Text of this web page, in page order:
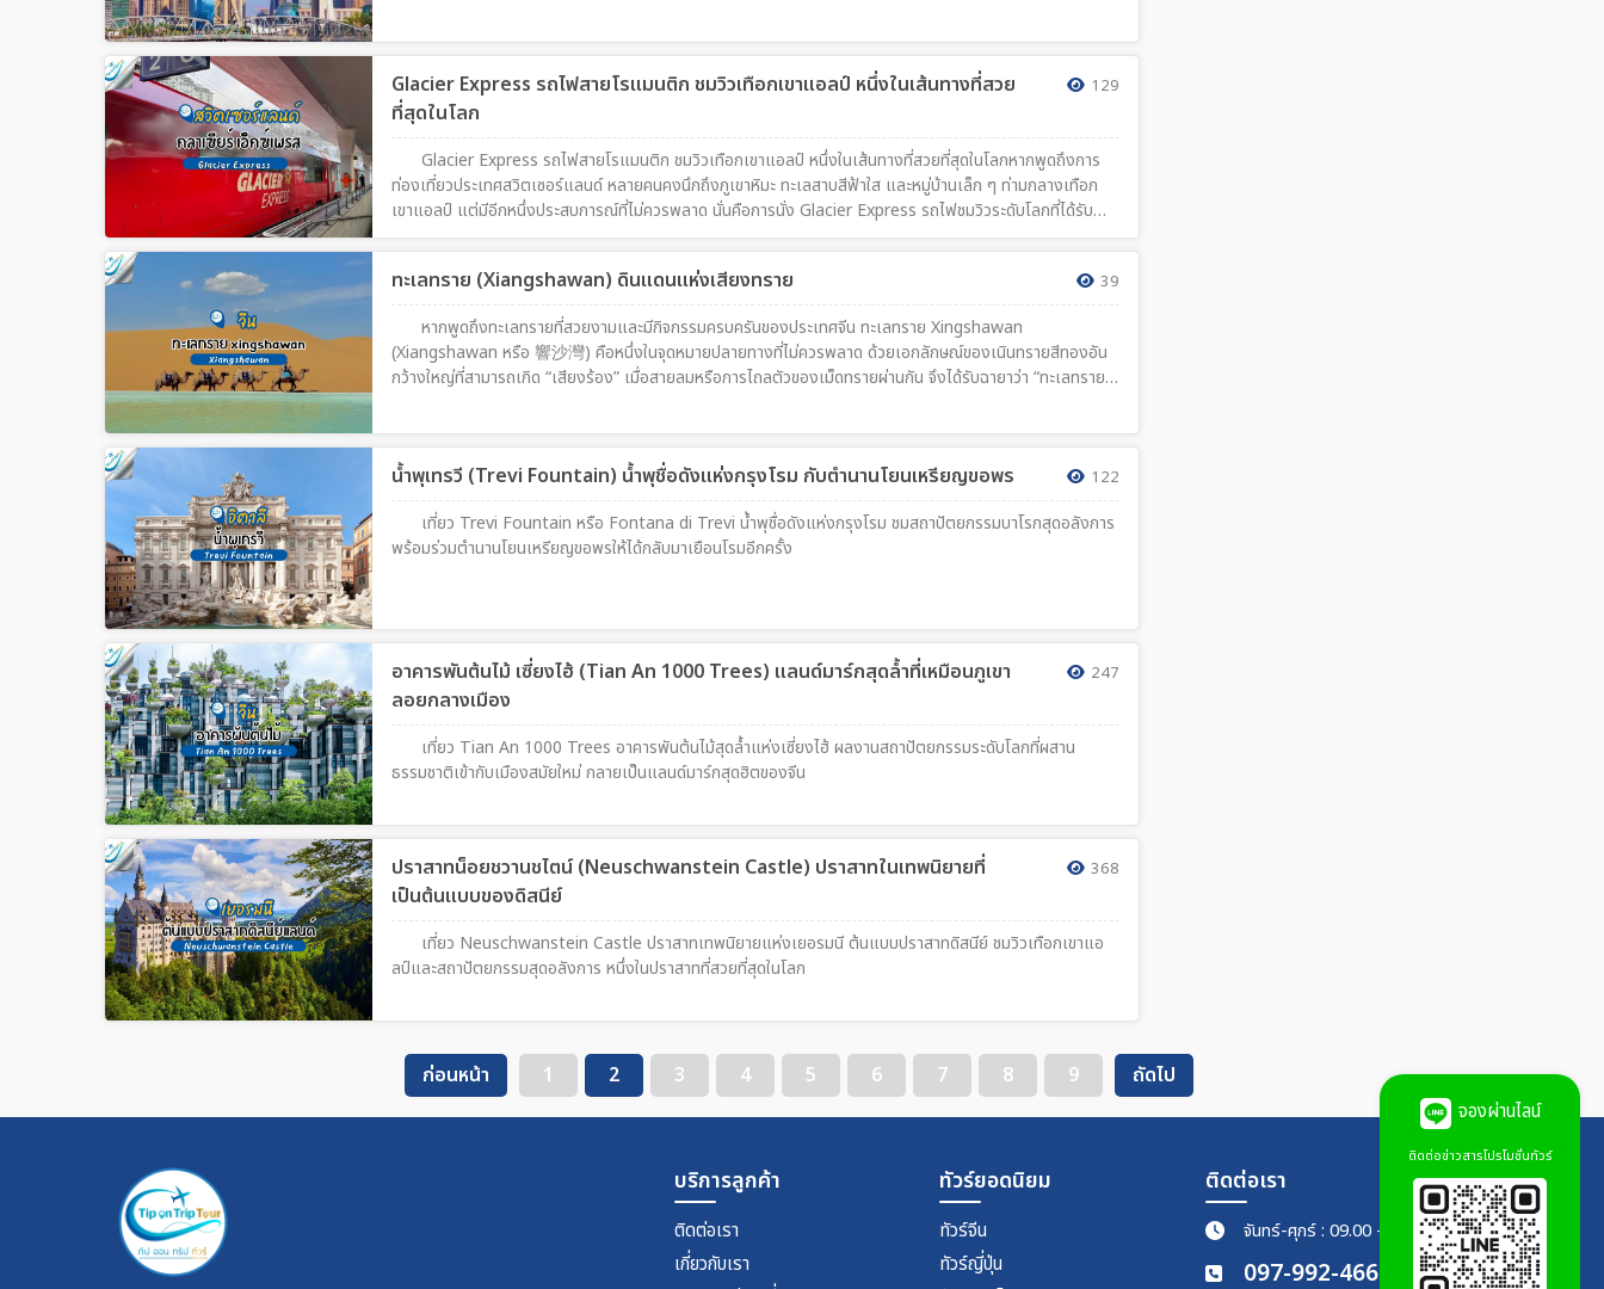
Glacier Express รถไฟสายโรแมนติก ชมวิวเทือกเขาแอลป์ หนึ่งในเส้นทางที่สวย
ที่สุดในโลก
129
Glacier Express รถไฟสายโรแมนติก ชมวิวเทือกเขาแอลป์ หนึ่งในเส้นทางที่สวยที่สุดในโลกหากพูดถึงการ
ท่องเที่ยวประเทศสวิตเซอร์แลนด์ หลายคนคงนึกถึงภูเขาหิมะ ทะเลสาบสีฟ้าใส และหมู่บ้านเล็ก ๆ ท่ามกลางเทือก
เขาแอลป์ แต่มีอีกหนึ่งประสบการณ์ที่ไม่ควรพลาด นั่นคือการนั่ง Glacier Express รถไฟชมวิวระดับโลกที่ได้รับ
ฉายาว่า "The Slowest Express Train in the World" หรือ "รถไฟด่วนที่ช้าที่สุดในโลก"Glacier Express
เส้นทางระยะทางกว่า 291 กิโลเมตร ผ่านเทือกเขาแอลป์อันงดงาม สะพานหินโบราณ อุโมงค์นับสิบแห่ง แม่น้ำ
หุบเขา และหมู่บ้านเล็ก ๆ ที่ยังคงเอกลักษณ์แบบสวิสดั้งเดิมความพิเศษของ Glacier Express ไม่ได้อยู่ที่ความเร็ว
แต่เป็นการเปิดโอกาสให้นักเดินทางได้ดื่มด่ำกับวิวธรรมชาติผ่านหน้าต่างกระจกพาโนรามาขนาดใหญ่ พร้อมบริการ
อาหารและเครื่องดื่มบนขบวนรถ จนได้รับการยกย่องว่าเป็นหนึ่งในเส้นทางรถไฟชมวิวที่สวยที่สุดในโลก
ทะเลทราย (Xiangshawan) ดินแดนแห่งเสียงทราย 39
หากพูดถึงทะเลทรายที่สวยงามและมีกิจกรรมครบครันของประเทศจีน ทะเลทราย Xingshawan
(Xiangshawan หรือ 響沙灣) คือหนึ่งในจุดหมายปลายทางที่ไม่ควรพลาด ด้วยเอกลักษณ์ของเนินทรายสีทองอัน
กว้างใหญ่ที่สามารถเกิด “เสียงร้อง” เมื่อสายลมหรือการไถลตัวของเม็ดทรายผ่านกัน จึงได้รับฉายาว่า “ทะเลทราย
น้ำพุเทรวี (Trevi Fountain) น้ำพุชื่อดังแห่งกรุงโรม กับตำนานโยนเหรียญขอพร 122
เที่ยว Trevi Fountain หรือ Fontana di Trevi น้ำพุชื่อดังแห่งกรุงโรม ชมสถาปัตยกรรมบาโรกสุดอลังการ
พร้อมร่วมตำนานโยนเหรียญขอพรให้ได้กลับมาเยือนโรมอีกครั้ง
อาคารพันต้นไม้ เซี่ยงไฮ้ (Tian An 1000 Trees) แลนด์มาร์กสุดล้ำที่เหมือนภูเขา
ลอยกลางเมือง
247
เที่ยว Tian An 1000 Trees อาคารพันต้นไม้สุดล้ำแห่งเซี่ยงไฮ้ ผลงานสถาปัตยกรรมระดับโลกที่ผสาน
ธรรมชาติเข้ากับเมืองสมัยใหม่ กลายเป็นแลนด์มาร์กสุดฮิตของจีน
ปราสาทน็อยชวานชไตน์ (Neuschwanstein Castle) ปราสาทในเทพนิยายที่
เป็นต้นแบบของดิสนีย์
368
เที่ยว Neuschwanstein Castle ปราสาทเทพนิยายแห่งเยอรมนี ต้นแบบปราสาทดิสนีย์ ชมวิวเทือกเขาแอ
ลป์และสถาปัตยกรรมสุดอลังการ หนึ่งในปราสาทที่สวยที่สุดในโลก
ก่อนหน้า 1 2 3 4 5 6 7 8 9 ถัดไป
บริการลูกค้า
ติดต่อเรา
เกี่ยวกับเรา
ทัวร์ยอดนิยม
ทัวร์จีน
ทัวร์ญี่ปุ่น
ติดต่อเรา
จันทร์-ศุกร์ : 09.00 - 18.00 น.
097-992-4661
จองผ่านไลน์
ติดต่อข่าวสารโปรโมชั่นทัวร์